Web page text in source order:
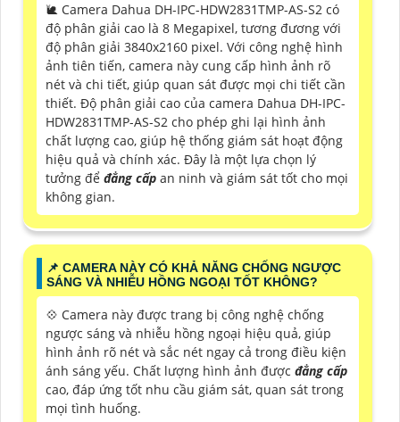
🐌 Camera Dahua DH-IPC-HDW2831TMP-AS-S2 có
độ phân giải cao là 8 Megapixel, tương đương với
độ phân giải 3840x2160 pixel. Với công nghệ hình
ảnh tiên tiến, camera này cung cấp hình ảnh rõ
nét và chi tiết, giúp quan sát được mọi chi tiết cần
thiết. Độ phân giải cao của camera Dahua DH-IPC-
HDW2831TMP-AS-S2 cho phép ghi lại hình ảnh
chất lượng cao, giúp hệ thống giám sát hoạt động
hiệu quả và chính xác. Đây là một lựa chọn lý
tưởng để đẳng cấp an ninh và giám sát tốt cho mọi
không gian.
📌 CAMERA NÀY CÓ KHẢ NĂNG CHỐNG NGƯỢC
SÁNG VÀ NHIỄU HỒNG NGOẠI TỐT KHÔNG?
💠 Camera này được trang bị công nghệ chống
ngược sáng và nhiễu hồng ngoại hiệu quả, giúp
hình ảnh rõ nét và sắc nét ngay cả trong điều kiện
ánh sáng yếu. Chất lượng hình ảnh được đẳng cấp
cao, đáp ứng tốt nhu cầu giám sát, quan sát trong
mọi tình huống.